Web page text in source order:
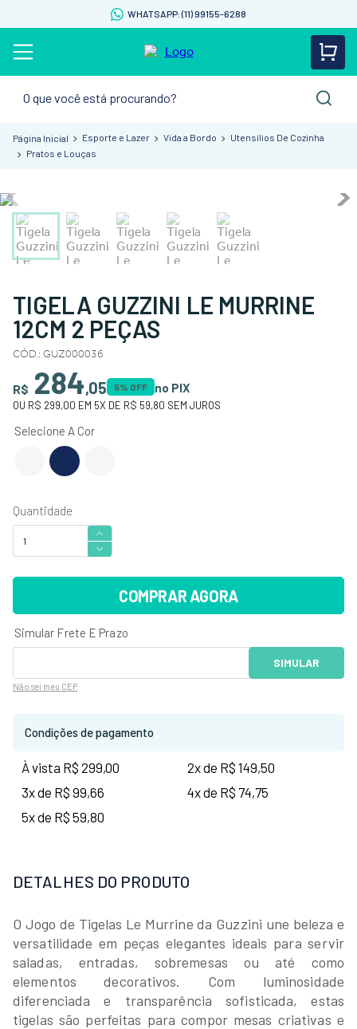
WHATSAPP: (11) 99155-6288
Esporte e Lazer Vida a Bordo
Utensílios De Cozinha
Pratos e Louças
TIGELA GUZZINI LE MURRINE
12CM 2 PEÇAS
CÓD.: GUZ000036
R$ 284,05 5% OFF no PIX
OU R$ 299,00 EM 5X DE R$ 59,80 SEM JUROS
COMPRAR AGORA
Não sei meu CEP
Condições de pagamento
À vista R$ 299,00
2x de R$ 149,50
3x de R$ 99,66
4x de R$ 74,75
5x de R$ 59,80
DETALHES DO PRODUTO
O Jogo de Tigelas Le Murrine da Guzzini une beleza e
versatilidade em peças elegantes ideais para servir
saladas, entradas, sobremesas ou até como
elementos decorativos. Com luminosidade
diferenciada e transparência sofisticada, estas
tigelas são perfeitas para compor mesas criativas e